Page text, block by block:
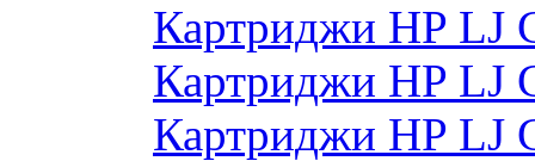
Картриджи HP LJ
Картриджи HP LJ
Картриджи HP LJ